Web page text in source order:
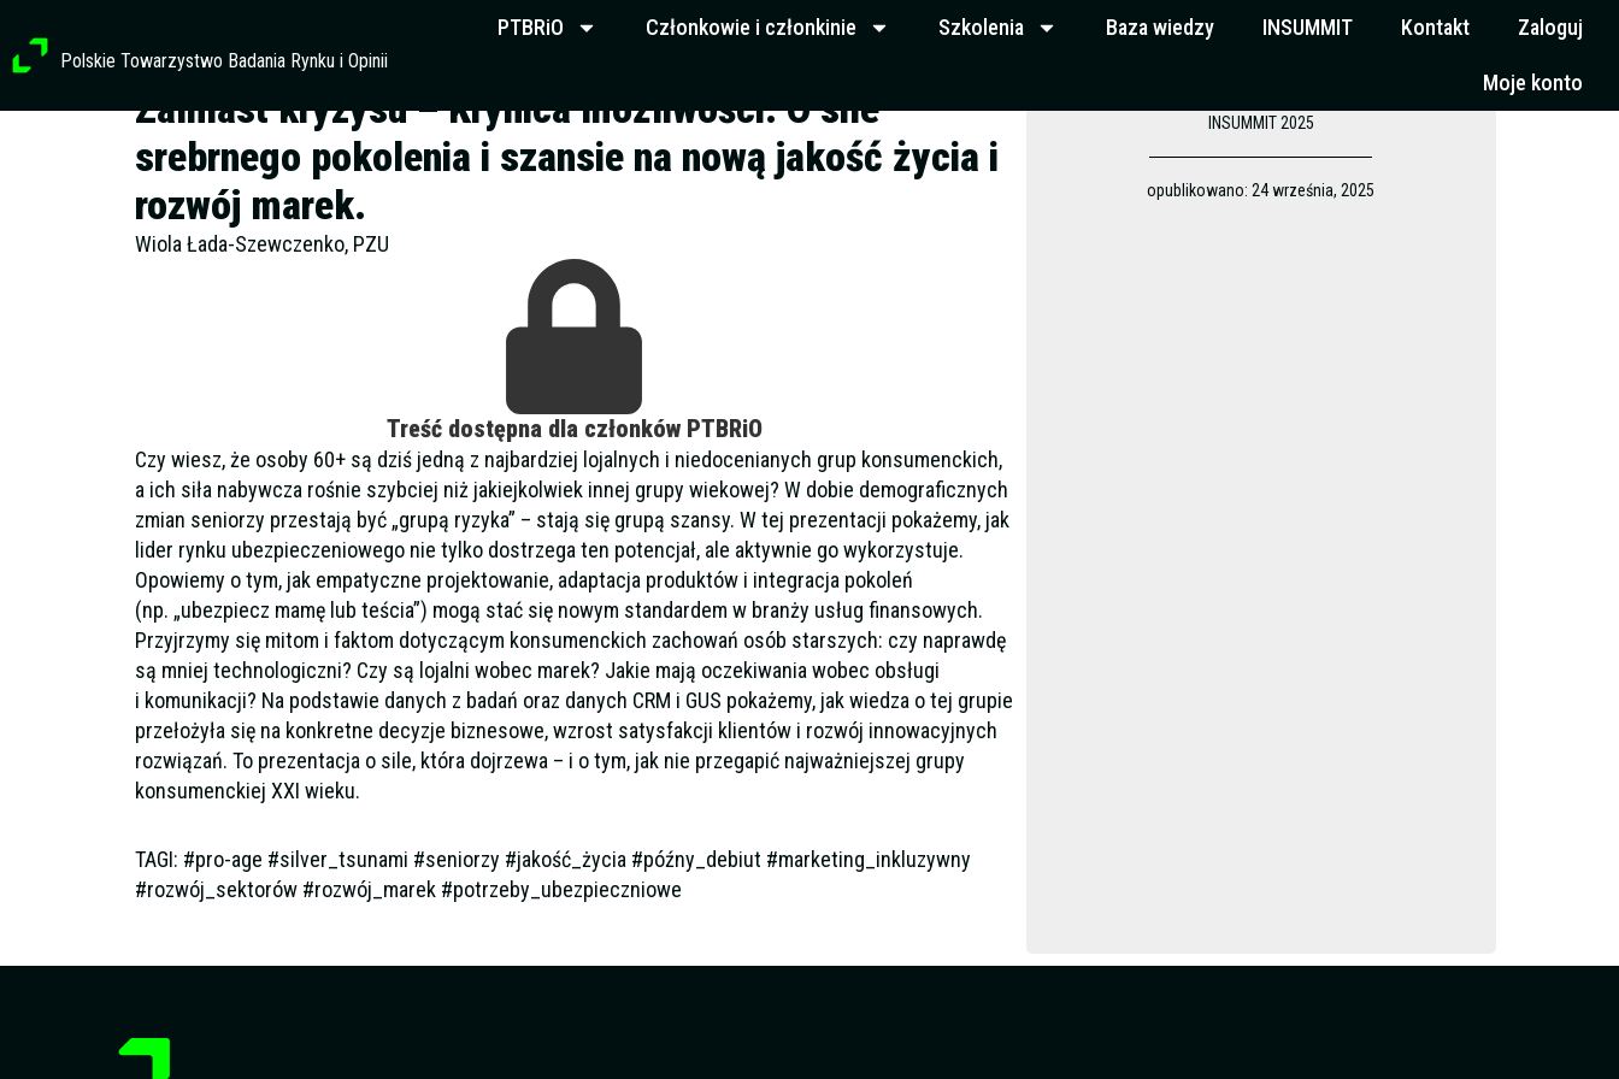
treści
Polskie Towarzystwo Badania Rynku i Opinii
PTBRiO Członkowie i członkinie Szkolenia Baza wiedzy INSUMMIT Kontakt Zaloguj
Moje konto
Zamiast kryzysu – Krynica możliwości. O sile
srebrnego pokolenia i szansie na nową jakość życia i
rozwój marek.
Wiola Łada-Szewczenko, PZU
Treść dostępna dla członków PTBRiO
Czy wiesz, że osoby 60+ są dziś jedną z najbardziej lojalnych i niedocenianych grup konsumenckich,
a ich siła nabywcza rośnie szybciej niż jakiejkolwiek innej grupy wiekowej? W dobie demograficznych
zmian seniorzy przestają być „grupą ryzyka” – stają się grupą szansy. W tej prezentacji pokażemy, jak
lider rynku ubezpieczeniowego nie tylko dostrzega ten potencjał, ale aktywnie go wykorzystuje.
Opowiemy o tym, jak empatyczne projektowanie, adaptacja produktów i integracja pokoleń
(np. „ubezpiecz mamę lub teścia”) mogą stać się nowym standardem w branży usług finansowych.
Przyjrzymy się mitom i faktom dotyczącym konsumenckich zachowań osób starszych: czy naprawdę
są mniej technologiczni? Czy są lojalni wobec marek? Jakie mają oczekiwania wobec obsługi
i komunikacji? Na podstawie danych z badań oraz danych CRM i GUS pokażemy, jak wiedza o tej grupie
przełożyła się na konkretne decyzje biznesowe, wzrost satysfakcji klientów i rozwój innowacyjnych
rozwiązań. To prezentacja o sile, która dojrzewa – i o tym, jak nie przegapić najważniejszej grupy
konsumenckiej XXI wieku.
TAGI: #pro-age #silver_tsunami #seniorzy #jakość_życia #późny_debiut #marketing_inkluzywny
#rozwój_sektorów #rozwój_marek #potrzeby_ubezpieczniowe
INSUMMIT 2025
opublikowano: 24 września, 2025